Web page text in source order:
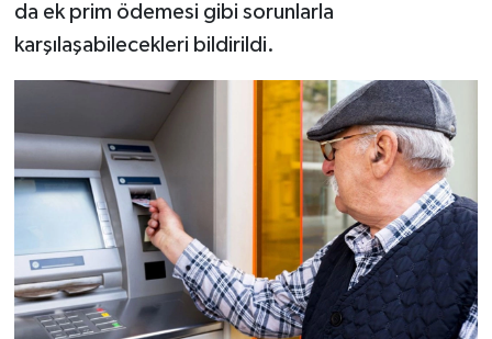
da ek prim ödemesi gibi sorunlarla
karşılaşabilecekleri bildirildi.